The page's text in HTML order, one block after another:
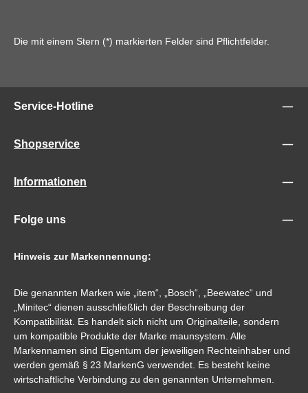
Die mit einem Stern (*) markierten Felder sind Pflichtfelder.
Service-Hotline
Shopservice
Informationen
Folge uns
Hinweis zur Markennennung:
Die genannten Marken wie „item“, „Bosch“, „Beewatec“ und
„Minitec“ dienen ausschließlich der Beschreibung der
Kompatibilität. Es handelt sich nicht um Originalteile, sondern
um kompatible Produkte der Marke maunsystem. Alle
Markennamen sind Eigentum der jeweiligen Rechteinhaber und
werden gemäß § 23 MarkenG verwendet. Es besteht keine
wirtschaftliche Verbindung zu den genannten Unternehmen.